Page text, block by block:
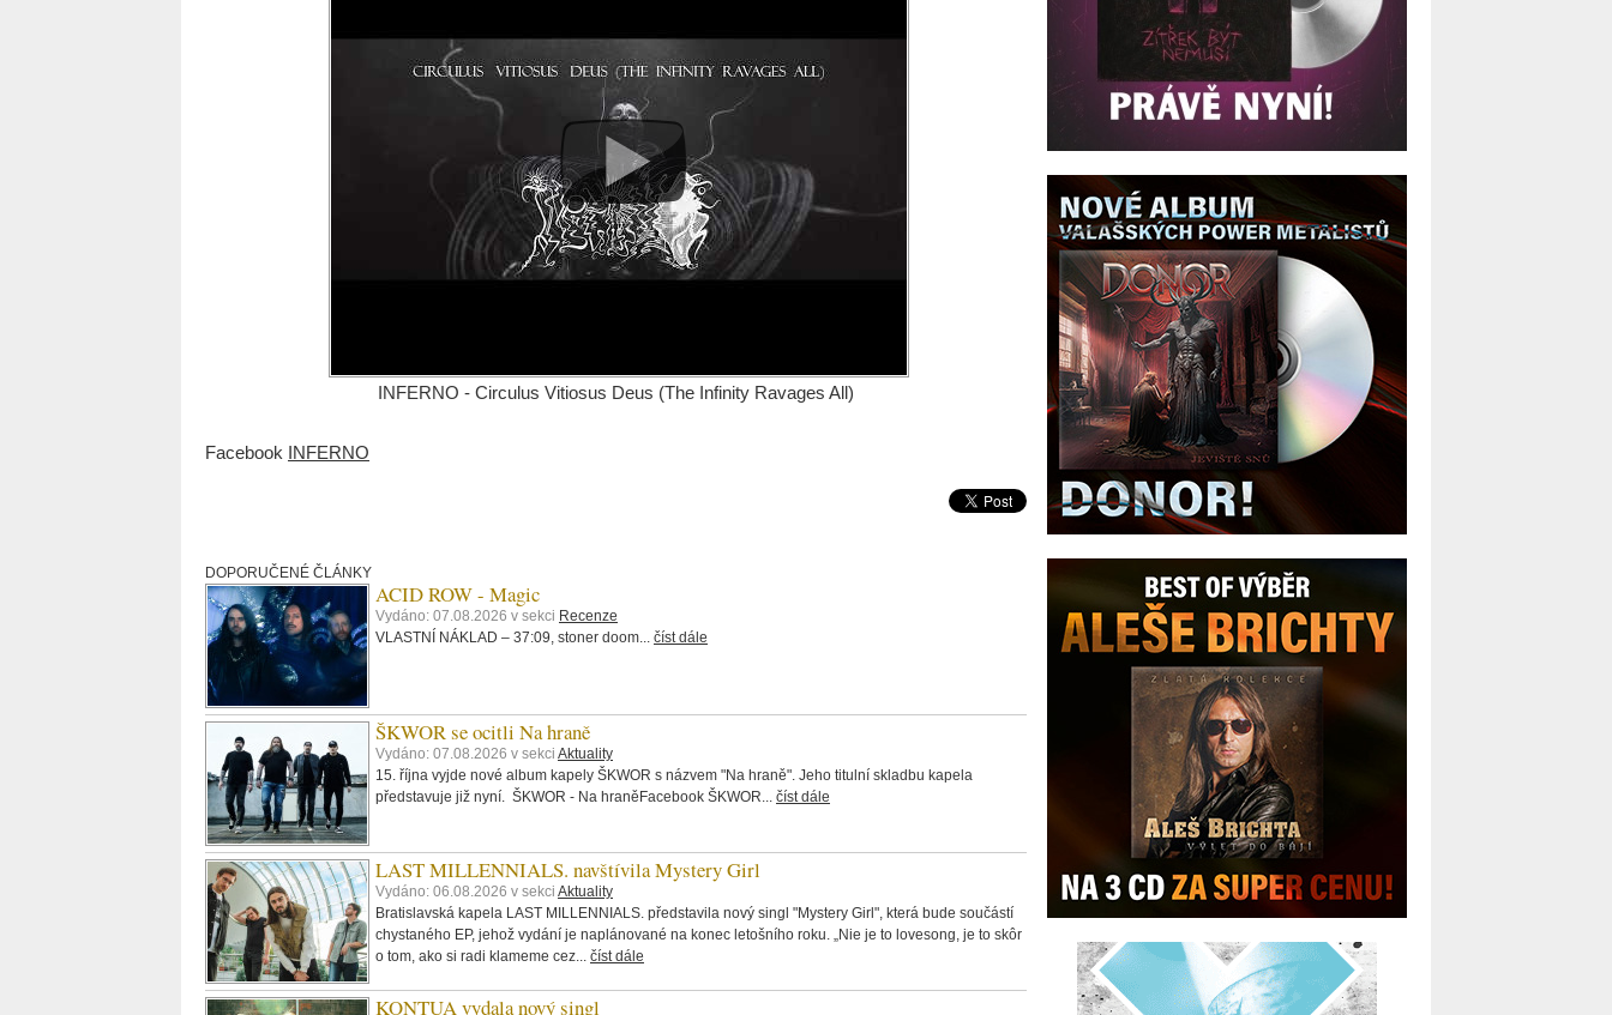
INFERNO - Circulus Vitiosus Deus (The Infinity Ravages All)
Facebook INFERNO
DOPORUČENÉ ČLÁNKY
ACID ROW - Magic
Vydáno: 07.08.2026 v sekci Recenze
VLASTNÍ NÁKLAD – 37:09, stoner doom... číst dále
ŠKWOR se ocitli Na hraně
Vydáno: 07.08.2026 v sekci Aktuality
15. října vyjde nové album kapely ŠKWOR s názvem "Na hraně". Jeho titulní skladbu kapela
představuje již nyní. ŠKWOR - Na hraněFacebook ŠKWOR... číst dále
LAST MILLENNIALS. navštívila Mystery Girl
Vydáno: 06.08.2026 v sekci Aktuality
Bratislavská kapela LAST MILLENNIALS. představila nový singl "Mystery Girl", která bude součástí
chystaného EP, jehož vydání je naplánované na konec letošního roku. „Nie je to lovesong, je to skôr
o tom, ako si radi klameme cez... číst dále
KONTUA vydala nový singl